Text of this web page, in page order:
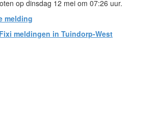
op dinsdag 12 mei om 07:26 uur.
melding
meldingen in Tuindorp-West